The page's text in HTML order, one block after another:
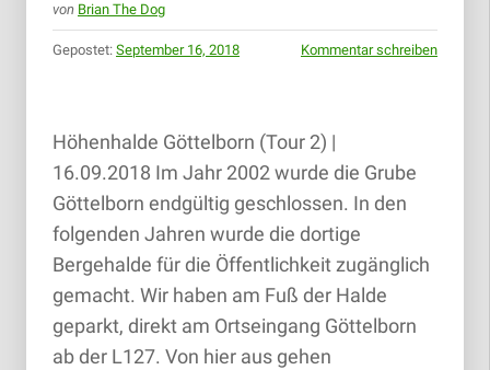
von Brian The Dog
Gepostet: September 16, 2018 Kommentar schreiben
Höhenhalde Göttelborn (Tour 2) |
16.09.2018 Im Jahr 2002 wurde die Grube
Göttelborn endgültig geschlossen. In den
folgenden Jahren wurde die dortige
Bergehalde für die Öffentlichkeit zugänglich
gemacht. Wir haben am Fuß der Halde
geparkt, direkt am Ortseingang Göttelborn
ab der L127. Von hier aus gehen